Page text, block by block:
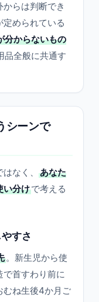
らは判断でき
定められている
分からないもの
全般に共通す
シーンで
なく、
あなた
い分けで考える
すさ
。新生児から使
で首すわり前に
むね生後4か月ご